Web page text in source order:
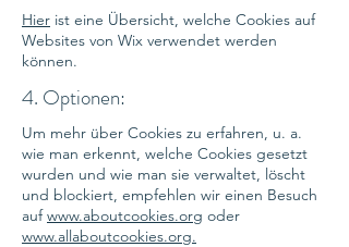
Hier ist eine Übersicht, welche Cookies auf
Websites von Wix verwendet werden
können.
4. Optionen:
Um mehr über Cookies zu erfahren, u. a.
wie man erkennt, welche Cookies gesetzt
wurden und wie man sie verwaltet, löscht
und blockiert, empfehlen wir einen Besuch
aufwww.aboutcookies.org oder
www.allaboutcookies.org.